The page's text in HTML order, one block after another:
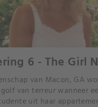
6 - The Girl
van Macon, GA
van terreur wanneer
uit haar